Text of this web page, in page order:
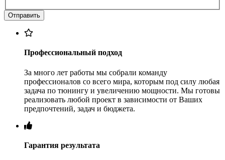
Профессиональный подход
За много лет работы мы собрали команду
профессионалов со всего мира, которым под силу любая
задача по тюнингу и увеличению мощности. Мы готовы
реализовать любой проект в зависимости от Ваших
предпочтений, задач и бюджета.
Гарантия результата